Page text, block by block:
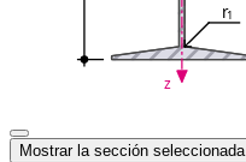
r1
z
Mostrar la sección seleccionada